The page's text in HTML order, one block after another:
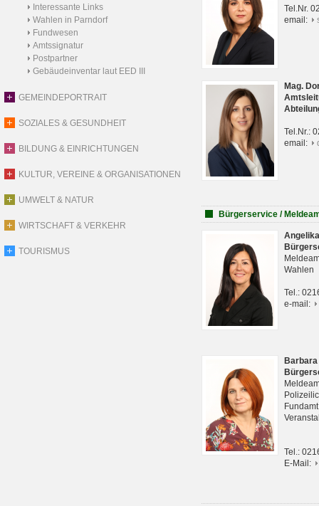
Interessante Links
Wahlen in Parndorf
Fundwesen
Amtssignatur
Postpartner
Gebäudeinventar laut EED III
GEMEINDEPORTRAIT
SOZIALES & GESUNDHEIT
BILDUNG & EINRICHTUNGEN
KULTUR, VEREINE & ORGANISATIONEN
UMWELT & NATUR
WIRTSCHAFT & VERKEHR
TOURISMUS
Tel.Nr.
email:
Mag.
Tel.Nr.:
email:
Bürgerservice /
Wahlen
Tel.:
e-mail:
Tel.:
E-Mail: